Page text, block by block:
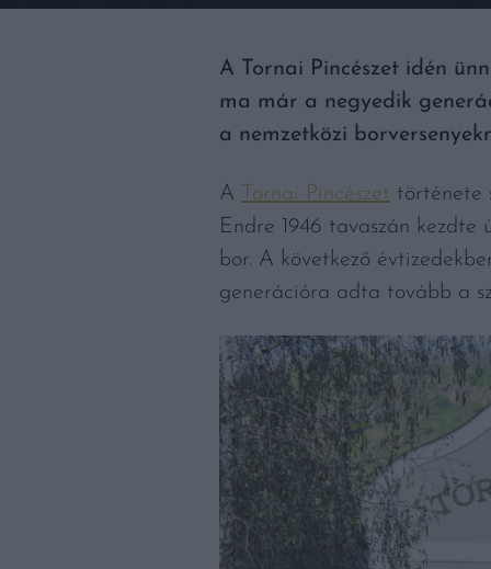
A Tornai Pincészet idén
ma már a negyedik
a nemzetközi
A Tornai Pincészet története
Endre 1946 tavaszán
bor. A következő
generációra adta tovább a